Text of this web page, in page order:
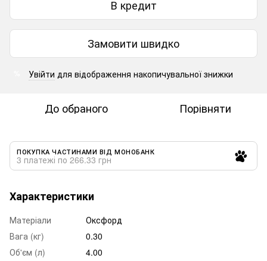
В кредит
Замовити швидко
Увійти для відображення накопичувальної знижки
До обраного Порівняти
ПОКУПКА ЧАСТИНАМИ ВІД МОНОБАНК
3 платежі по 266.33 грн
Характеристики
Матеріали
Оксфорд
Вага (кг)
0.30
Об'єм (л)
4.00